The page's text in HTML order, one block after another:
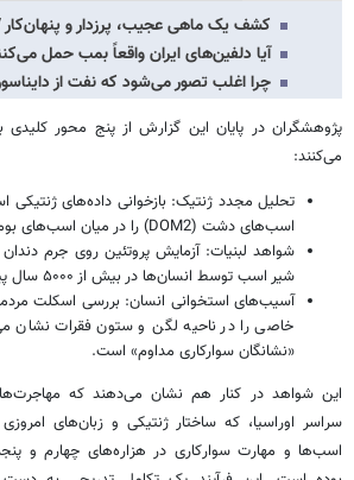
کشف یک ماهی عجیب، پرزدار و
آیا دلفین‌های ایران واقعاً بمب حمل
چرا اغلب تصور می‌شود که نفت از
پژوهشگران در پایان این گزارش از پنج محور کلیدی
می‌کنند:
تحلیل مجدد ژنتیک: بازخوانی داده‌های ژنتیکی
اسب‌های دشت (DOM2) را در میان اسب‌های بومی اروپا تایید می‌کند.
شواهد لبنیات: آزمایش پروتئین روی جرم
شیر اسب توسط انسان‌ها در بیش از ۵۰۰۰ سال پیش را اثبات کرده است.
آسیب‌های استخوانی انسان: بررسی اسکلت
خاصی را در ناحیه لگن و ستون فقرات نشان
«نشانگان سوارکاری مداوم» است.
این شواهد در کنار هم نشان می‌دهند که
سراسر اوراسیا، که ساختار ژنتیکی و زبان‌های
اسب‌ها و مهارت سوارکاری در هزاره‌های چهارم و